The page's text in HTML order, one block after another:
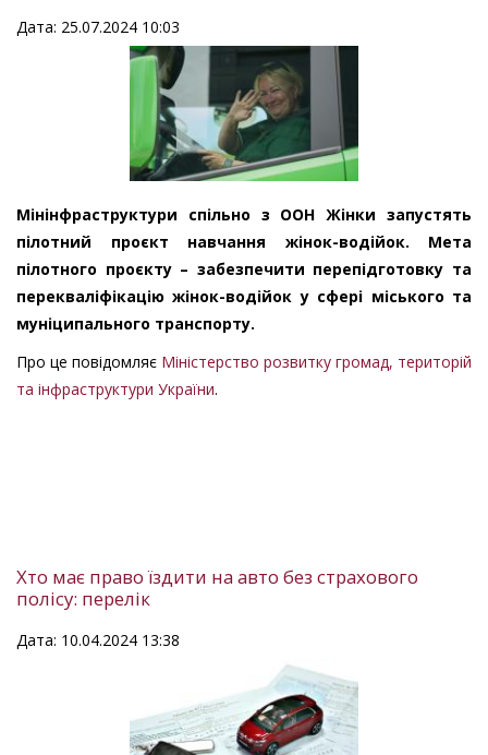
Дата: 25.07.2024 10:03
Мінінфраструктури спільно з ООН Жінки запустять
пілотний проєкт навчання жінок-водійок. Мета
пілотного проєкту – забезпечити перепідготовку та
перекваліфікацію жінок-водійок у сфері міського та
муніципального транспорту.
Про це повідомляє Міністерство розвитку громад, територій
та інфраструктури України.
Хто має право їздити на авто без страхового
полісу: перелік
Дата: 10.04.2024 13:38